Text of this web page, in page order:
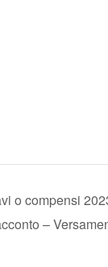
o compensi
–